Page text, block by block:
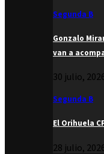
Segunda B
Gonzalo
van a
30 julio,
Segunda B
El Orihuela
28 julio,